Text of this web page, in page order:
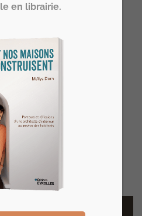
d'intérieur
votre propre
?
HOME Découverte
projet !
en librairie.